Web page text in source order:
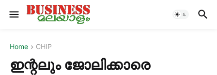
Home CHIP
ഇന്റലും ജോലിക്കാരെ